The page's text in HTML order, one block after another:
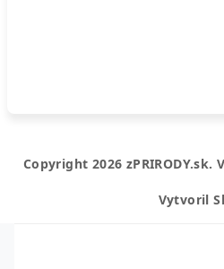
Copyright 2026 zPRIRODY.sk.
Vytvoril